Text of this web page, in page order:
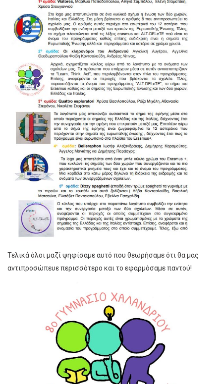
Τελικά όλοι μαζί ψηφίσαμε αυτό που θεωρήσαμε ότι θα μας
αντιπροσώπευε περισσότερο και το εφαρμόσαμε παντού!